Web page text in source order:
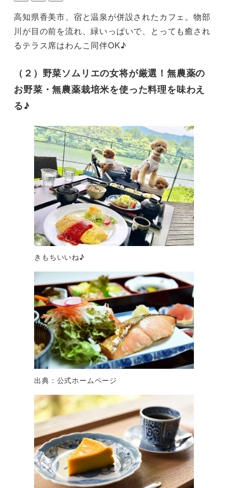
高知県香美市、宿と温泉が併設されたカフェ。物部
川が目の前を流れ、緑いっぱいで、とっても癒され
るテラス席はわんこ同伴OK♪
（２）野菜ソムリエの女将が厳選！無農薬の
お野菜・無農薬栽培米を使った料理を味わえ
る♪
きもちいいね♪
出典：公式ホームページ